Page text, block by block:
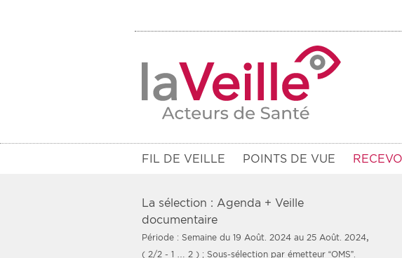
FIL DE VEILLE POINTS DE VUE
Filtres
La sélection : Agenda + Veille
documentaire
Période : Semaine du 19 Août. 2024 au 25 Août. 2024,
( 2/2 - 1 … 2 ) ; Sous-sélection par émetteur “OMS”.